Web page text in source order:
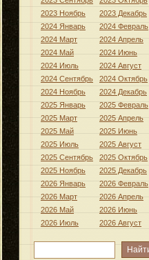
2023 Ноябрь
2023 Декабрь
2024 Январь
2024 Февраль
2024 Март
2024 Апрель
2024 Май
2024 Июнь
2024 Июль
2024 Август
2024 Сентябрь
2024 Октябрь
2024 Ноябрь
2024 Декабрь
2025 Январь
2025 Февраль
2025 Март
2025 Апрель
2025 Май
2025 Июнь
2025 Июль
2025 Август
2025 Сентябрь
2025 Октябрь
2025 Ноябрь
2025 Декабрь
2026 Январь
2026 Февраль
2026 Март
2026 Апрель
2026 Май
2026 Июнь
2026 Июль
2026 Август